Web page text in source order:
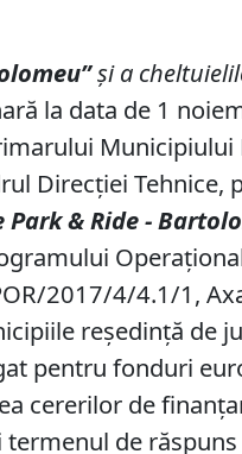
şi a
la data de 1
Direcţiei Tehnice,
Park & Ride -
2017/4/4.1/1,
reşedinţă de
pentru fonduri
cererilor de
de